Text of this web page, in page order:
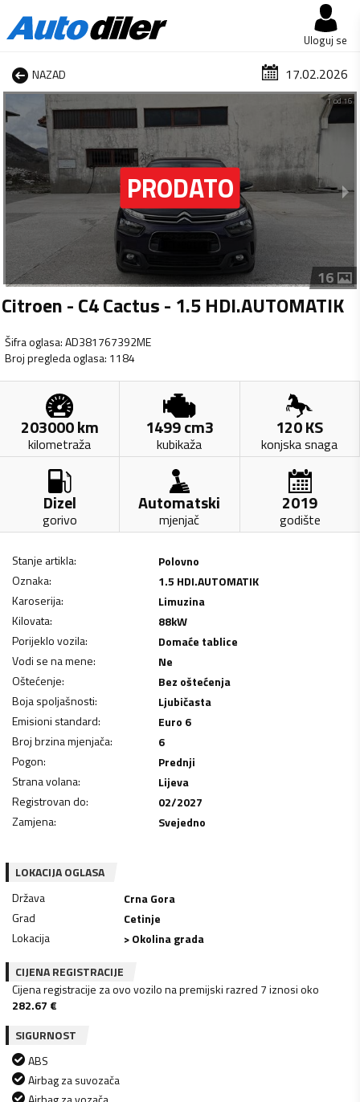
Uloguj se
NAZAD 17.02.2026
1 od 16
16
Citroen - C4 Cactus - 1.5 HDI.AUTOMATIK
Šifra oglasa:AD381767392ME
Broj pregleda oglasa: 1184
203000km
kilometraža
1499cm3
kubikaža
120KS
konjska snaga
Dizel
gorivo
Automatski
mjenjač
2019
godište
Stanje artikla:
Polovno
Oznaka:
1.5 HDI.AUTOMATIK
Karoserija:
Limuzina
Kilovata: 88kW
Porijeklo vozila:
Domaće tablice
Vodi se na mene:
Ne
Oštećenje:
Bez oštećenja
Boja spoljašnosti:
Ljubičasta
Emisioni standard:
Euro 6
Broj brzina mjenjača:
6
Pogon:
Prednji
Strana volana:
Lijeva
Registrovan do:
02/2027
Zamjena: Svejedno
LOKACIJA OGLASA
Država
Crna Gora
Grad
Cetinje
Lokacija
> Okolina grada
CIJENA REGISTRACIJE
Cijena registracije za ovo vozilo na premijski razred 7 iznosi oko
282.67 €
SIGURNOST
ABS
Airbag za suvozača